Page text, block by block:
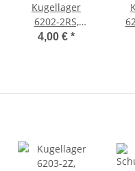
Kugellager
6202-2RS,
Premiumlager
4,00 € *